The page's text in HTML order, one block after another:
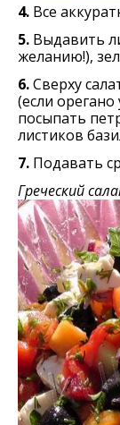
4. Все
5. Выдавить
желанию!),
6.Сверху
(если орегано
посыпать
листиков
7. Подавать
Греческий